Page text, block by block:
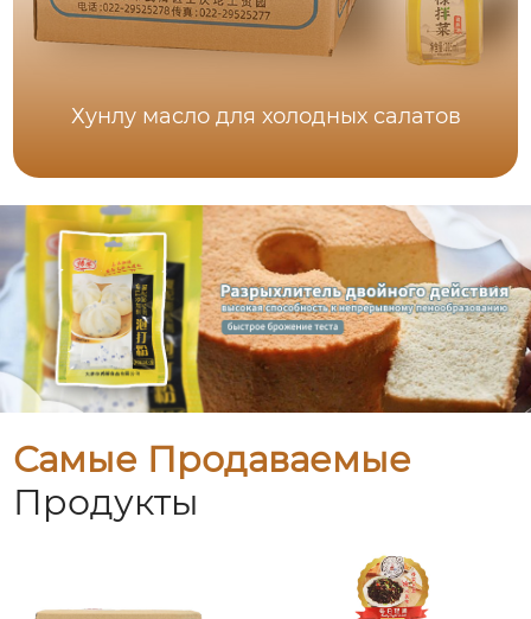
Хунлу масло для холодных салатов
Самые Продаваемые
Продукты